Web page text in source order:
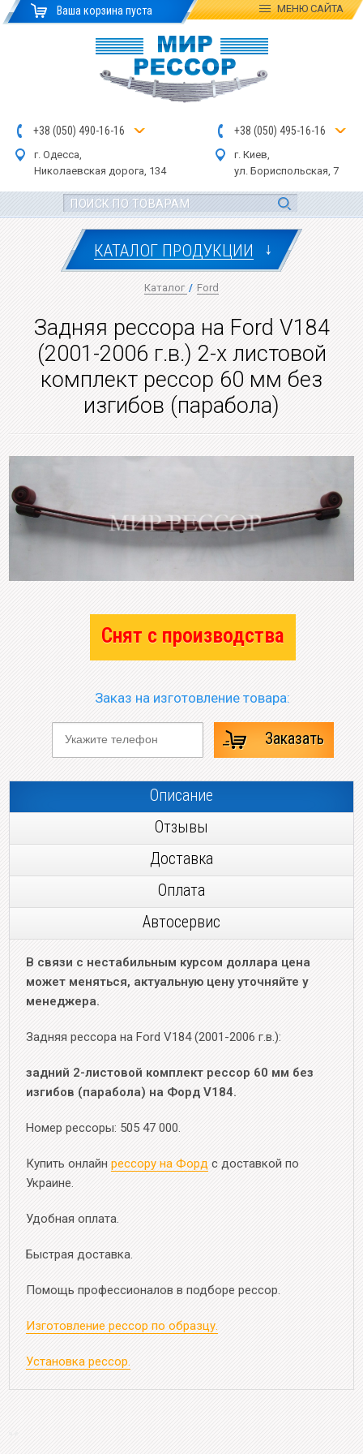
Ваша корзина пуста МЕНЮСАЙТА
+38 (050) 490-16-16
г. Одесса,
Николаевская дорога, 134
+38 (050) 495-16-16
г. Киев,
ул. Бориспольская, 7
КАТАЛОГ ПРОДУКЦИИ ↓
Каталог / Ford
Задняя рессора на Ford V184
(2001-2006 г.в.) 2-х листовой
комплект рессор 60 мм без
изгибов (парабола)
Снят с производства
Заказ на изготовление товара:
Заказать
Описание
Отзывы
Доставка
Оплата
Автосервис
В связи с нестабильным курсом доллара цена
может меняться, актуальную цену уточняйте у
менеджера.
Задняя рессора на Ford V184 (2001-2006 г.в.):
задний 2-листовой комплект рессор 60 мм без
изгибов (парабола) на Форд V184.
Номер рессоры: 505 47 000.
Купить онлайн рессору на Форд с доставкой по
Украине.
Удобная оплата.
Быстрая доставка.
Помощь профессионалов в подборе рессор.
Изготовление рессор по образцу.
Установка рессор.